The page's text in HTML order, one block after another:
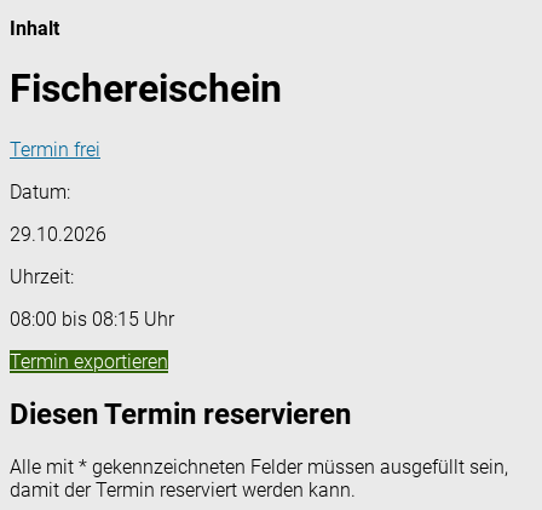
Inhalt
Fischereischein
Termin frei
Datum:
29.10.2026
Uhrzeit:
08:00 bis 08:15 Uhr
Termin exportieren
Diesen Termin reservieren
Alle mit * gekennzeichneten Felder müssen ausgefüllt sein,
damit der Termin reserviert werden kann.